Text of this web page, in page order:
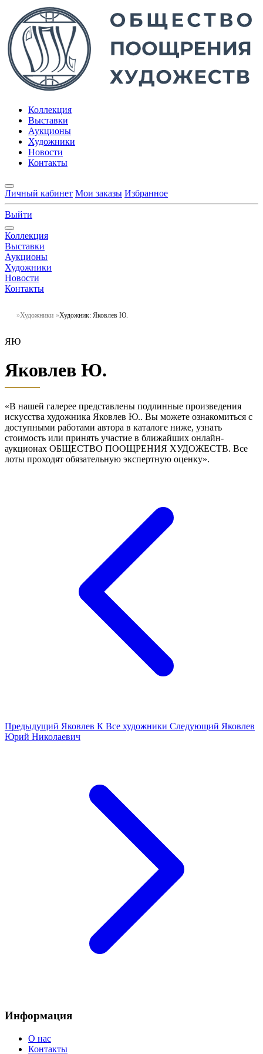
Коллекция
Выставки
Аукционы
Художники
Новости
Контакты
Личный кабинет Мои заказы Избранное
Выйти
Коллекция
Выставки
Аукционы
Художники
Новости
Контакты
Художники Художник: Яковлев Ю.
ЯЮ
Яковлев Ю.
«В нашей галерее представлены подлинные произведения
искусства художника Яковлев Ю.. Вы можете ознакомиться с
доступными работами автора в каталоге ниже, узнать
стоимость или принять участие в ближайших онлайн-
аукционах ОБЩЕСТВО ПООЩРЕНИЯ ХУДОЖЕСТВ. Все
лоты проходят обязательную экспертную оценку».
Предыдущий Яковлев К Все художники Следующий Яковлев
Юрий Николаевич
Информация
О нас
Контакты